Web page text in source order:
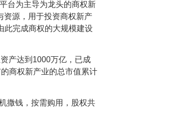
台为主导为龙头的商权新
资源，用于投资商权新产
此完成商权的大规模建设
产达到1000万亿，已成
商权新产业的总市值累计
撒钱，按需购用，股权共